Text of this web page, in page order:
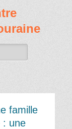
famille
: une